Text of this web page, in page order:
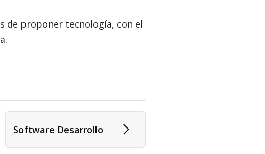
de proponer tecnología, con el
Software Desarrollo